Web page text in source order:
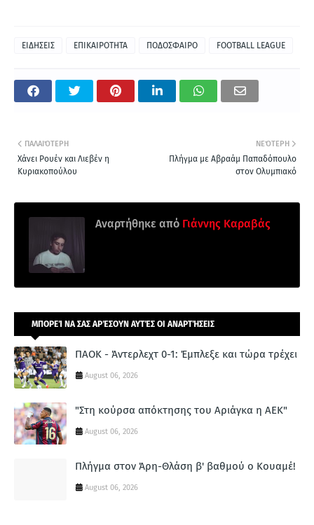
ΕΙΔΗΣΕΙΣ ΕΠΙΚΑΙΡΟΤΗΤΑ ΠΟΔΟΣΦΑΙΡΟ FOOTBALL LEAGUE
ΝΕΌΤΕΡΗ
Πλήγμα με Αβραάμ Παπαδόπουλο
στον Ολυμπιακό
ΠΑΛΑΙΌΤΕΡΗ
Χάνει Ρουέν και Λιεβέν η
Κυριακοπούλου
Αναρτήθηκε από Γιάννης Καραβάς
ΜΠΟΡΕΊ ΝΑ ΣΑΣ ΑΡΈΣΟΥΝ ΑΥΤΈΣ ΟΙ ΑΝΑΡΤΉΣΕΙΣ
ΠΑΟΚ - Άντερλεχτ 0-1: Έμπλεξε και τώρα τρέχει
August 06, 2026
"Στη κούρσα απόκτησης του Αριάγκα η ΑΕΚ"
August 06, 2026
Πλήγμα στον Άρη-Θλάση β' βαθμού ο Κουαμέ!
August 06, 2026